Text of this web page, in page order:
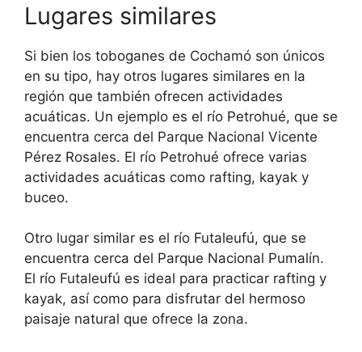
Lugares similares
Si bien los toboganes de Cochamó son únicos
en su tipo, hay otros lugares similares en la
región que también ofrecen actividades
acuáticas. Un ejemplo es el río Petrohué, que se
encuentra cerca del Parque Nacional Vicente
Pérez Rosales. El río Petrohué ofrece varias
actividades acuáticas como rafting, kayak y
buceo.
Otro lugar similar es el río Futaleufú, que se
encuentra cerca del Parque Nacional Pumalín.
El río Futaleufú es ideal para practicar rafting y
kayak, así como para disfrutar del hermoso
paisaje natural que ofrece la zona.